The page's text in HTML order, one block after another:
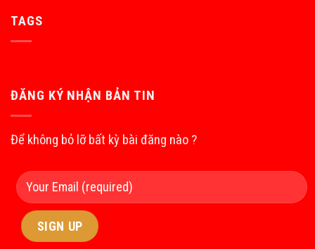
TAGS
ĐĂNG KÝ NHẬN BẢN TIN
Để không bỏ lỡ bất kỳ bài đăng nào ?